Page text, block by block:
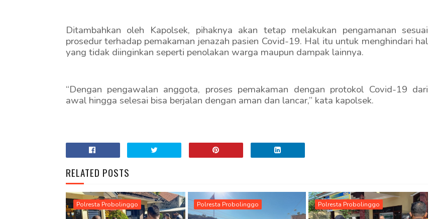
Ditambahkan oleh Kapolsek, pihaknya akan tetap melakukan pengamanan sesuai
prosedur terhadap pemakaman jenazah pasien Covid-19. Hal itu untuk menghindari hal
yang tidak diinginkan seperti penolakan warga maupun dampak lainnya.
“Dengan pengawalan anggota, proses pemakaman dengan protokol Covid-19 dari
awal hingga selesai bisa berjalan dengan aman dan lancar,” kata kapolsek.
RELATED POSTS
Polresta Probolinggo Polresta Probolinggo Polresta Probolinggo